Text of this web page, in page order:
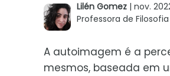
Lilén Gomez| nov.
Professora de Filosofia
A autoimagem é a
mesmos, baseada em